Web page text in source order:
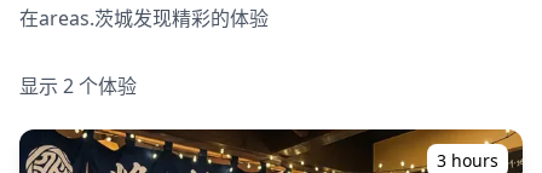
在areas.茨城发现精彩的体验
显示 2 个体验
3 hours